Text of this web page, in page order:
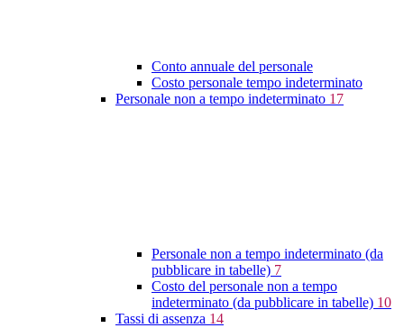
Conto annuale del personale
Costo personale tempo indeterminato
Personale non a tempo indeterminato 17
Personale non a tempo indeterminato (da
pubblicare in tabelle) 7
Costo del personale non a tempo
indeterminato (da pubblicare in tabelle) 10
Tassi di assenza 14